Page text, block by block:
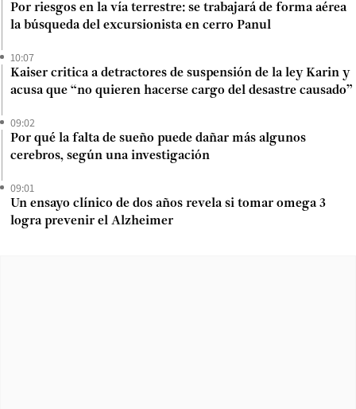
Por riesgos en la vía terrestre: se trabajará de forma aérea
la búsqueda del excursionista en cerro Panul
10:07
Kaiser critica a detractores de suspensión de la ley Karin y
acusa que “no quieren hacerse cargo del desastre causado”
09:02
Por qué la falta de sueño puede dañar más algunos
cerebros, según una investigación
09:01
Un ensayo clínico de dos años revela si tomar omega 3
logra prevenir el Alzheimer